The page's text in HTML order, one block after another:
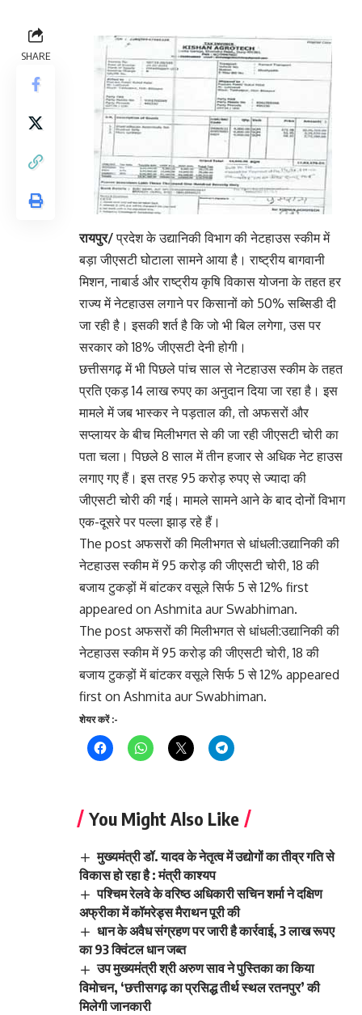
SHARE
रायपुर/प्रदेश के उद्यानिकी विभाग की नेटहाउस स्कीम में
बड़ा जीएसटी घोटाला सामने आया है। राष्ट्रीय बागवानी
मिशन, नाबार्ड और राष्ट्रीय कृषि विकास योजना के तहत हर
राज्य में नेटहाउस लगाने पर किसानों को 50% सब्सिडी दी
जा रही है। इसकी शर्त है कि जो भी बिल लगेगा, उस पर
सरकार को 18% जीएसटी देनी होगी।
छत्तीसगढ़ में भी पिछले पांच साल से नेटहाउस स्कीम के तहत
प्रति एकड़ 14 लाख रुपए का अनुदान दिया जा रहा है। इस
मामले में जब भास्कर ने पड़ताल की, तो अफसरों और
सप्लायर के बीच मिलीभगत से की जा रही जीएसटी चोरी का
पता चला। पिछले 8 साल में तीन हजार से अधिक नेट हाउस
लगाए गए हैं। इस तरह 95 करोड़ रुपए से ज्यादा की
जीएसटी चोरी की गई। मामले सामने आने के बाद दोनों विभाग
एक-दूसरे पर पल्ला झाड़ रहे हैं।
The post अफसरों की मिलीभगत से धांधली:उद्यानिकी की
नेटहाउस स्कीम में 95 करोड़ की जीएसटी चोरी, 18 की
बजाय टुकड़ों में बांटकर वसूले सिर्फ 5 से 12% first
appeared on Ashmita aur Swabhiman.
The post अफसरों की मिलीभगत से धांधली:उद्यानिकी की
नेटहाउस स्कीम में 95 करोड़ की जीएसटी चोरी, 18 की
बजाय टुकड़ों में बांटकर वसूले सिर्फ 5 से 12% appeared
first on Ashmita aur Swabhiman.
शेयर करें :-
You Might Also Like
मुख्यमंत्री डॉ. यादव के नेतृत्व में उद्योगों का तीव्र गति से
विकास हो रहा है : मंत्री काश्यप
पश्चिम रेलवे के वरिष्ठ अधिकारी सचिन शर्मा ने दक्षिण
अफ्रीका में कॉमरेड्स मैराथन पूरी की
धान के अवैध संग्रहण पर जारी है कार्रवाई, 3 लाख रूपए
का 93 क्विंटल धान जब्त
उप मुख्यमंत्री श्री अरुण साव ने पुस्तिका का किया
विमोचन, ‘छत्तीसगढ़ का प्रसिद्ध तीर्थ स्थल रतनपुर’ की
मिलेगी जानकारी